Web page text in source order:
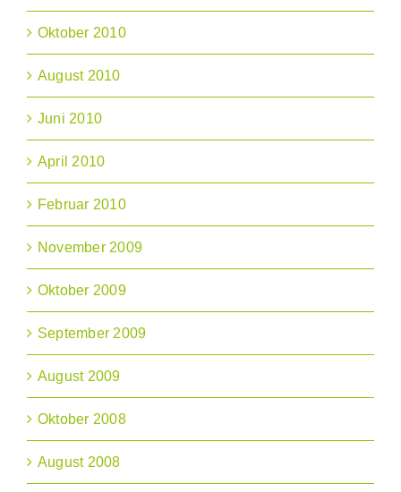
Oktober 2010
August 2010
Juni 2010
April 2010
Februar 2010
November 2009
Oktober 2009
September 2009
August 2009
Oktober 2008
August 2008